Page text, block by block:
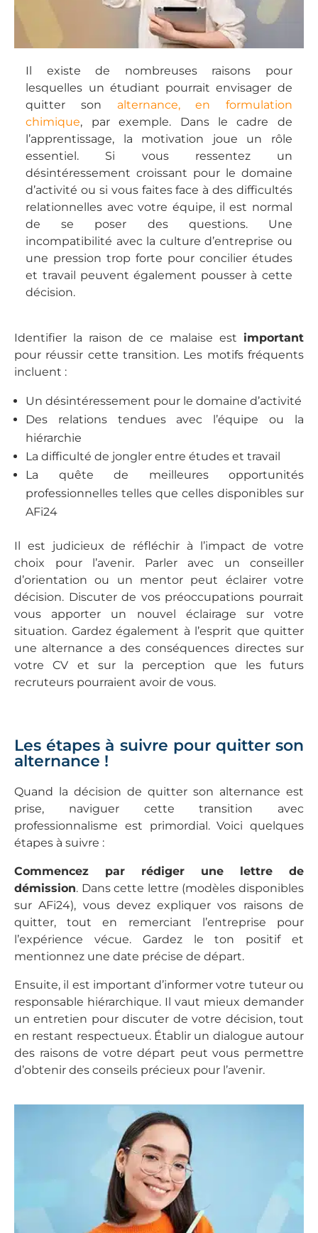
Il existe de nombreuses raisons pour
lesquelles un étudiant pourrait envisager de
quitter son alternance, en formulation
chimique, par exemple. Dans le cadre de
l’apprentissage, la motivation joue un rôle
essentiel. Si vous ressentez un
désintéressement croissant pour le domaine
d’activité ou si vous faites face à des difficultés
relationnelles avec votre équipe, il est normal
de se poser des questions. Une
incompatibilité avec la culture d’entreprise ou
une pression trop forte pour concilier études
et travail peuvent également pousser à cette
décision.
Identifier la raison de ce malaise est important
pour réussir cette transition. Les motifs fréquents
incluent :
Un désintéressement pour le domaine d’activité
Des relations tendues avec l’équipe ou la
hiérarchie
La difficulté de jongler entre études et travail
La quête de meilleures opportunités
professionnelles telles que celles disponibles sur
AFi24
Il est judicieux de réfléchir à l’impact de votre
choix pour l’avenir. Parler avec un conseiller
d’orientation ou un mentor peut éclairer votre
décision. Discuter de vos préoccupations pourrait
vous apporter un nouvel éclairage sur votre
situation. Gardez également à l’esprit que quitter
une alternance a des conséquences directes sur
votre CV et sur la perception que les futurs
recruteurs pourraient avoir de vous.
Les étapes à suivre pour quitter son
alternance !
Quand la décision de quitter son alternance est
prise, naviguer cette transition avec
professionnalisme est primordial. Voici quelques
étapes à suivre :
Commencez par rédiger une lettre de
démission. Dans cette lettre (modèles disponibles
sur AFi24), vous devez expliquer vos raisons de
quitter, tout en remerciant l’entreprise pour
l’expérience vécue. Gardez le ton positif et
mentionnez une date précise de départ.
Ensuite, il est important d’informer votre tuteur ou
responsable hiérarchique. Il vaut mieux demander
un entretien pour discuter de votre décision, tout
en restant respectueux. Établir un dialogue autour
des raisons de votre départ peut vous permettre
d’obtenir des conseils précieux pour l’avenir.